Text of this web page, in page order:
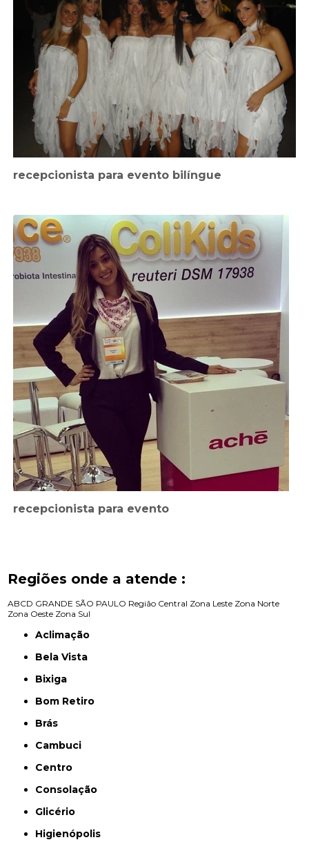
recepcionista para evento bilíngue
recepcionista para evento
Regiões onde a atende :
ABCD GRANDE SÃO PAULO Região Central Zona Leste Zona Norte
Zona Oeste Zona Sul
Aclimação
Bela Vista
Bixiga
Bom Retiro
Brás
Cambuci
Centro
Consolação
Glicério
Higienópolis